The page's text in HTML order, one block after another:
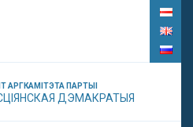
АРГКАМІТЭТА ПАРТЫІ
ДЭМАКРАТЫЯ